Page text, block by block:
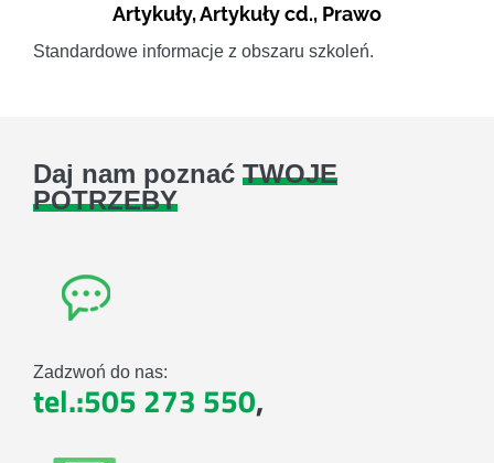
Artykuły,Artykuły cd., Prawo
Standardowe informacje z obszaru szkoleń.
Daj nam poznać TWOJE
POTRZEBY
Zadzwoń do nas:
tel.:505 273 550,